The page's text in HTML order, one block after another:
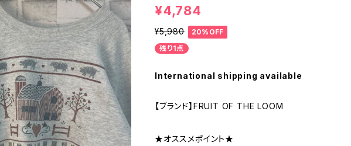
¥4,784
¥5,980
20%OFF
残り1点
International shipping available
【ブランド】FRUIT OF THE LOOM
★オススメポイント★